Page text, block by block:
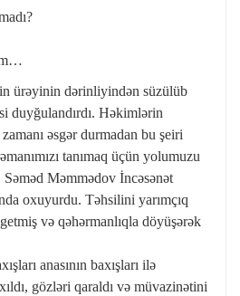
ürəyinin dərinliyindən süzülüb
duyğulandırdı. Həkimlərin
əsgər durmadan bu şeiri
tanımaq üçün yolumuzu
Səməd Məmmədov İncəsənət
oxuyurdu. Təhsilini yarımçıq
və qəhərmanlıqla döyüşərək
anasının baxışları ilə
gözləri qaraldı və müvazinətini